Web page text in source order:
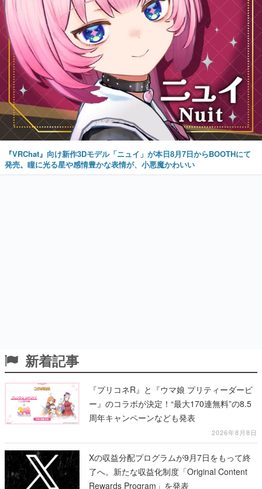
『VRChat』向け新作3Dモデル「ニュイ」が本日8月7日からBOOTHにて
発売。瞳に光る星や感情豊かな表情が、小悪魔かわいい
新着記事
『プリコネR』と『ウマ娘 プリティーダービ
ー』のコラボが決定！“最大170連無料”の8.5
周年キャンペーンなども発表
2026年8月8日
Xの収益分配プログラムが9月7日をもって終
了へ。新たな収益化制度「Original Content
Rewards Program」を発表